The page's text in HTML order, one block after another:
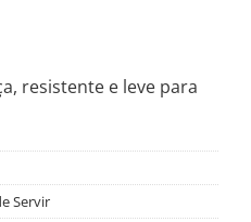
resistente e leve para
Servir